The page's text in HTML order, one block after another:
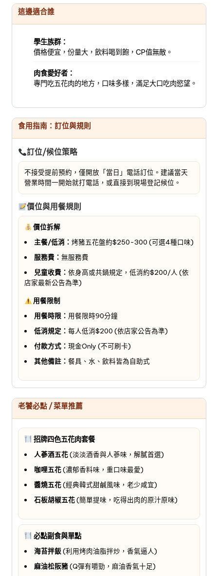
這邊適合誰
學生族群：
價格便宜，份量大，飲料喝到飽，CP值無敵。
肉食愛好者：
專門吃五花肉的地方，口味多樣，滿足大口吃肉慾望。
食用指南：訂位與規則
訂位/候位策略
不接受提前預約，僅開放「當日」電話訂位。建議當天
營業時間一開始就打電話，或直接到現場登記候位。
價位與用餐規則
價位拆解
主餐/低消： 烤豬五花盤約$250-300 (可選4種口味)
服務費： 無服務費
兒童收費： 依身高或共鍋規定，低消約$200/人 (依
店家最新公告為準)
用餐限制
用餐時限： 用餐限時90分鐘
低消規定： 每人低消$200 (依店家公告為準)
付款方式： 現金Only (不可刷卡)
其他備註： 餐具、水、飲料皆為自助式
老饕必點 / 菜單推薦
招牌四色五花肉套餐
人蔘酒五花(淡淡酒香與人蔘味，解膩首選)
咖哩五花(濃郁香料味，重口味最愛)
醬燒五花(經典韓式甜鹹風味，老少咸宜)
石板胡椒五花(簡單提味，吃得出肉的原汁原味)
必點副食與單點
海苔拌飯(利用烤肉油脂拌炒，香氣逼人)
麻油松阪豬(Q彈有嚼勁，麻油香氣十足)